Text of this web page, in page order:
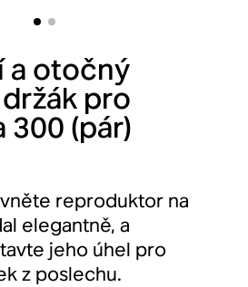
a otočný
pro
300 (pár)
reproduktor na
elegantně, a
jeho úhel pro
z poslechu.